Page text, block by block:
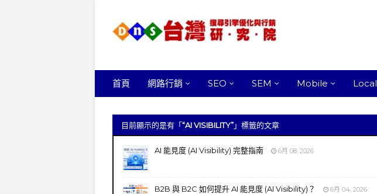
首頁 網路行銷 SEO SEM Mobile Local
目前顯示的是有「 AI VISIBILITY 」標籤的文章
AI 能見度 (AI Visibility) 完整指南 6月 08, 2026
B2B 與 B2C 如何提升 AI 能見度 (AI Visibility)？ 6月 04, 2026